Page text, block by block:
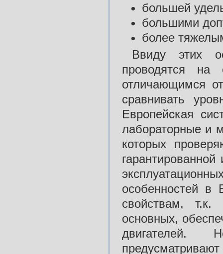
большей
большими
более
Ввиду этих
проводятся на
отличающимся
сравнивать
Европейская
лабораторные и
которых
особенностей
свойствам,
основных,
двигателей.